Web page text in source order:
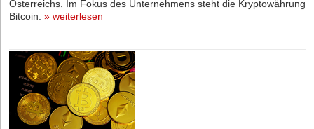
Österreichs. Im Fokus des Unternehmens steht die Kryptowährung
Bitcoin. » weiterlesen